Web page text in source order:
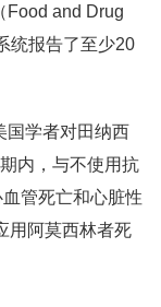
Food and Drug
统报告了至少20
国学者对田纳西
内，与不使用抗
管死亡和心脏性
用阿莫西林者死